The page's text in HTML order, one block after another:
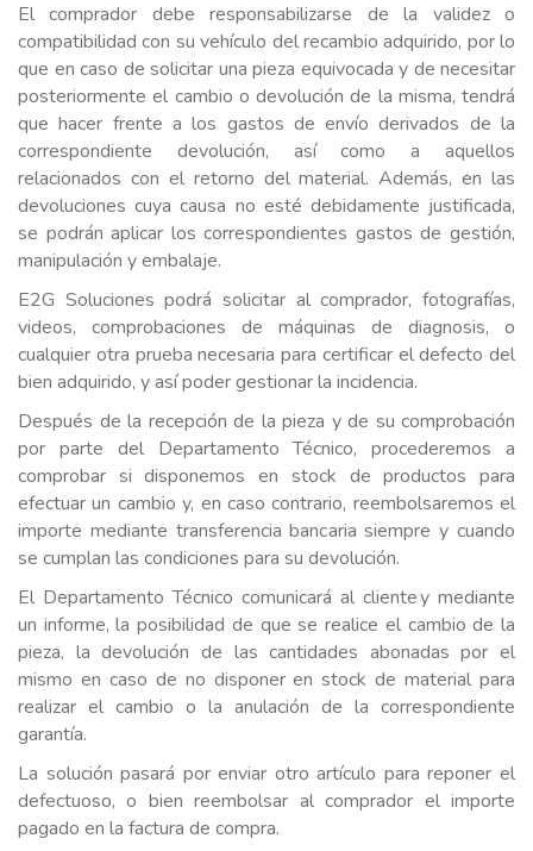
El comprador debe responsabilizarse de la validez o
compatibilidad con su vehículo del recambio adquirido, por lo
que en caso de solicitar una pieza equivocada y de necesitar
posteriormente el cambio o devolución de la misma, tendrá
que hacer frente a los gastos de envío derivados de la
correspondiente devolución, así como a aquellos
relacionados con el retorno del material. Además, en las
devoluciones cuya causa no esté debidamente justificada,
se podrán aplicar los correspondientes gastos de gestión,
manipulación y embalaje.
E2G Soluciones podrá solicitar al comprador, fotografías,
videos, comprobaciones de máquinas de diagnosis, o
cualquier otra prueba necesaria para certificar el defecto del
bien adquirido, y así poder gestionar la incidencia.
Después de la recepción de la pieza y de su comprobación
por parte del Departamento Técnico, procederemos a
comprobar si disponemos en stock de productos para
efectuar un cambio y, en caso contrario, reembolsaremos el
importe mediante transferencia bancaria siempre y cuando
se cumplan las condiciones para su devolución.
El Departamento Técnico comunicará al cliente y mediante
un informe, la posibilidad de que se realice el cambio de la
pieza, la devolución de las cantidades abonadas por el
mismo en caso de no disponer en stock de material para
realizar el cambio o la anulación de la correspondiente
garantía.
La solución pasará por enviar otro artículo para reponer el
defectuoso, o bien reembolsar al comprador el importe
pagado en la factura de compra.